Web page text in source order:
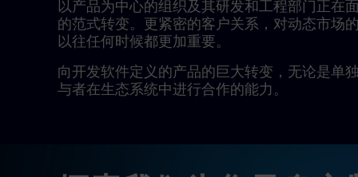
以产品为中心的组织及其研发和工程部门正在
的范式转变。更紧密的客户关系，对动态市场
以往任何时候都更加重要。
向开发软件定义的产品的巨大转变，无论是单
与者在生态系统中进行合作的能力。